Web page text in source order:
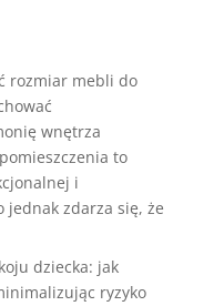
rozmiar mebli do
wnętrza
to
i
zdarza się, że
dziecka: jak
ryzyko